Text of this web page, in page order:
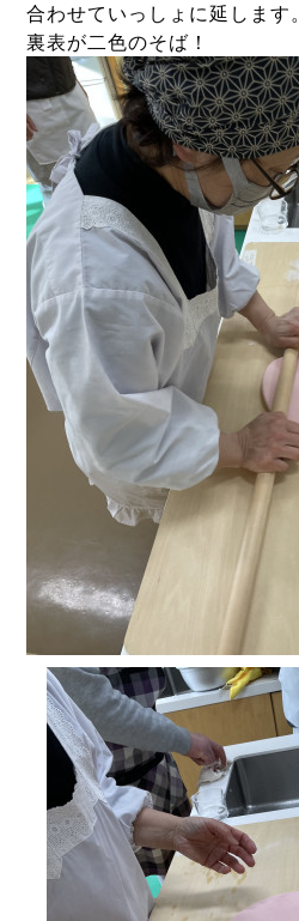
合わせていっしょに延します。
裏表が二色のそば！